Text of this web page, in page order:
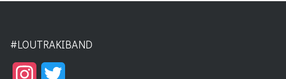
#LOUTRAKIBAND
Instagram